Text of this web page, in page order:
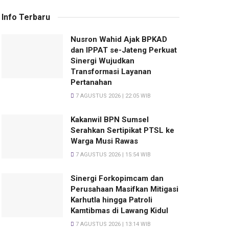
Info Terbaru
Nusron Wahid Ajak BPKAD
dan IPPAT se-Jateng Perkuat
Sinergi Wujudkan
Transformasi Layanan
Pertanahan
7 AGUSTUS 2026 | 22:05 WIB
Kakanwil BPN Sumsel
Serahkan Sertipikat PTSL ke
Warga Musi Rawas
7 AGUSTUS 2026 | 15:54 WIB
Sinergi Forkopimcam dan
Perusahaan Masifkan Mitigasi
Karhutla hingga Patroli
Kamtibmas di Lawang Kidul
7 AGUSTUS 2026 | 13:14 WIB